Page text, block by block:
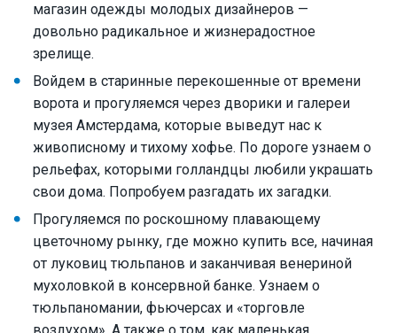
магазин одежды молодых дизайнеров —
довольно радикальное и жизнерадостное
зрелище.
Войдем в старинные перекошенные от времени
ворота и прогуляемся через дворики и галереи
музея Амстердама, которые выведут нас к
живописному и тихому хофье. По дороге узнаем о
рельефах, которыми голландцы любили украшать
свои дома. Попробуем разгадать их загадки.
Прогуляемся по роскошному плавающему
цветочному рынку, где можно купить все, начиная
от луковиц тюльпанов и заканчивая венериной
мухоловкой в консервной банке. Узнаем о
тюльпаномании, фьючерсах и «торговле